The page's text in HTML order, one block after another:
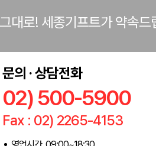
대로! 세종기프트가 약속드
문의 · 상담전화
02) 500-5900
Fax : 02) 2265-4153